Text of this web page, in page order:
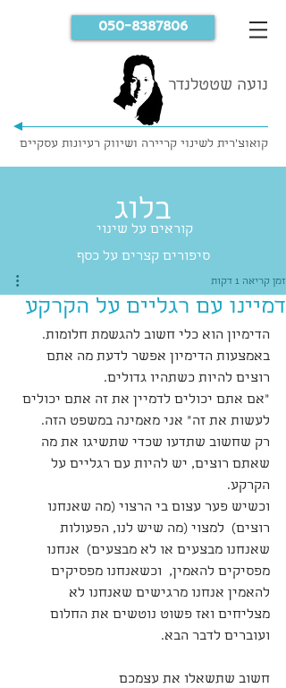
נועה שטטלנדר
קואוצ'רית לשינוי קריירה ושיווק רעיונות עסקיים
050-8387806
דמיינו עם רגליים על הקרקע
זמן קריאה 1 דקות
הדימיון הוא כלי חשוב להגשמת חלומות.
באמצעות הדימיון אפשר לדעת מה אתם
רוצים להיות כשתהיו גדולים.
"אם אתם יכולים לדמיין את זה אתם יכולים
לעשות את זה" אני מאמינה במשפט הזה.
רק שחשוב שתדעו שכדי שתשיגו את מה
שאתם רוצים, יש להיות עם רגליים על
הקרקע.
וכשיש פער עצום בי הרצוי (מה שאנחנו
רוצים)  למצוי (מה שיש לנו, הפעולות
שאנחנו מבצעים או לא מבצעים)  אנחנו
מפסיקים להאמין,  וכשאנחנו מפסיקים
להאמין אנחנו מרגישים שאנחנו לא
מצליחים ואז פשוט נוטשים את החלום
ועוברים לדבר הבא.
חשוב שתשאלו את עצמכם
קוראים על שינוי
סיפורים קצרים על כסף
בלוג